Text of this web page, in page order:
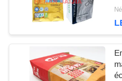
PRIVACY
POLICY